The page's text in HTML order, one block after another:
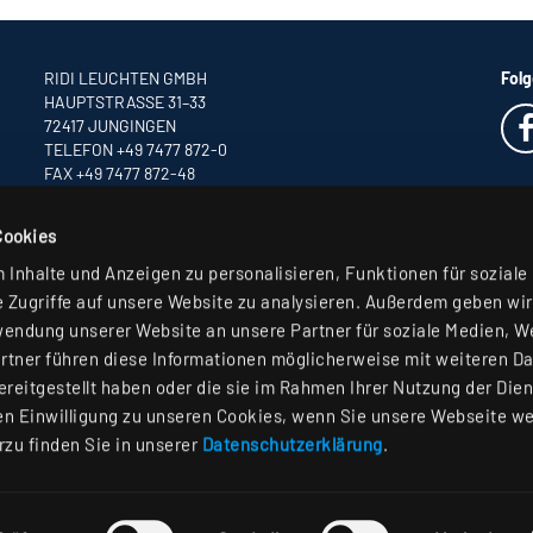
Inhalte und Anzeigen zu personalisieren, Funktionen für soziale
auf unsere Website zu analysieren. Außerdem geben wir
unserer Website an unsere Partner für soziale Medien,
führen diese Informationen möglicherweise mit weiteren
haben oder die sie im Rahmen Ihrer Nutzung der
Einwilligung zu unseren Cookies, wenn Sie unsere Webseite
finden Sie in unserer Datenschutzerklärung.
RIDI LEUCHTEN GMBH
HAUPTSTRASSE 31–33
72417 JUNGINGEN
TELEFON +49 7477 872-0
FAX +49 7477 872-48